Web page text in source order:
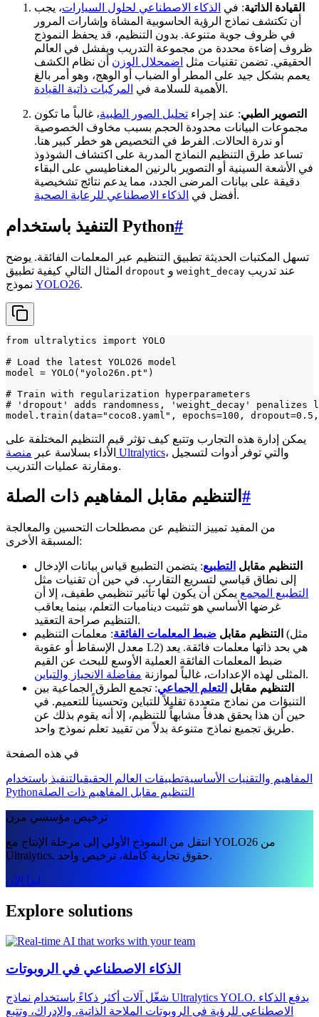
القيادة الذاتية: في الذكاء الاصطناعي لحلول السيارات، يجب
أن تكتشف نماذج الرؤية الحاسوبية المشاة وإشارات المرور
في ظروف جوية متنوعة. بدون التنظيم، قد يحفظ النموذج
ظروف إضاءة محددة من مجموعة التدريب ويفشل في العالم
الحقيقي. تضمن تقنيات مثل اضمحلال الوزن أن نظام الكشف
يعمم بشكل جيد على المطر أو الضباب أو الوهج، وهو أمر بالغ
الأهمية للسلامة في المركبات ذاتية القيادة .
التصوير الطبي: عند إجراء تحليل الصور الطبية، غالباً ما تكون
مجموعات البيانات محدودة الحجم بسبب مخاوف الخصوصية
أو ندرة الحالات. الفرط في التخصيص هو خطر كبير هنا.
تساعد طرق التنظيم النماذج المدربة على اكتشاف الشوذوذ
في الأشعة السينية أو التصوير بالرنين المغناطيسي على البقاء
دقيقة على بيانات المرضى الجدد، مما يدعم نتائج تشخيصية
أفضل في الذكاء الاصطناعي للرعاية الصحية .
التنفيذ باستخدام Python#
تسهل المكتبات الحديثة تطبيق التنظيم عبر المعلمات الفائقة. يوضح
dropout weight_decay
YOLO26.
from ultralytics import YOLO
# Load the latest YOLO26 model
model = YOLO("yolo26n.pt")
# Train with regularization hyperparameters
# 'dropout' adds randomness, 'weight_decay'
model.train(data="coco8.yaml", epochs=100,
يمكن إدارة هذه التجارب وتتبع كيف تؤثر قيم التنظيم المختلفة على
الأداء بسلاسة عبر منصة Ultralytics، والتي توفر أدوات لتسجيل
ومقارنة عمليات التدريب.
التنظيم مقابل المفاهيم ذات الصلة #
من المفيد تمييز التنظيم عن مصطلحات التحسين والمعالجة
المسبقة الأخرى:
التنظيم مقابل التطبيع: يتضمن التطبيع قياس بيانات الإدخال
إلى نطاق قياسي لتسريع التقارب. في حين أن تقنيات مثل
التطبيع المجمع يمكن أن يكون لها تأثير تنظيمي طفيف، إلا أن
غرضها الأساسي هو تثبيت ديناميات التعلم، بينما يعاقب
التنظيم صراحة التعقيد.
التنظيم مقابل ضبط المعلمات الفائقة: معلمات التنظيم (مثل
معدل الإسقاط أو عقوبة L2) هي بحد ذاتها معلمات فائقة. يعد
ضبط المعلمات الفائقة العملية الأوسع للبحث عن القيم
المثلى لهذه الإعدادات، غالباً لموازنة مفاضلة الانحياز والتباين
.
التنظيم مقابل التعلم الجماعي: تجمع الطرق الجماعية بين
التنبؤات من نماذج متعددة تقليلاً للتباين وتحسيناً للتعميم. في
حين أن هذا يحقق هدفاً مشابهاً للتنظيم، إلا أنه يقوم بذلك عن
طريق تجميع نماذج متنوعة بدلاً من تقييد تعلم نموذج واحد.
في هذه الصفحة
المفاهيم والتقنيات الأساسيةتطبيقات العالم الحقيقيالتنفيذ باستخدام
Pythonالتنظيم مقابل المفاهيم ذات الصلة
ترخيص مؤسسي مرن
انتقل من النموذج الأولي إلى مرحلة الإنتاج مع YOLO26 من
Ultralytics. حقوق تجارية كاملة، ترخيص واحد.
ابدأ الآن
Explore solutions
الذكاء الاصطناعي في الروبوتات
شغّل آلات أكثر ذكاءً باستخدام نماذج Ultralytics YOLO. يدفع الذكاء
الاصطناعي للرؤية في الروبوتات الملاحة الذاتية، والإدراك، وتتبع